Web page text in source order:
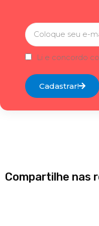
Li e concordo
Cadastrar!
Compartilhe nas